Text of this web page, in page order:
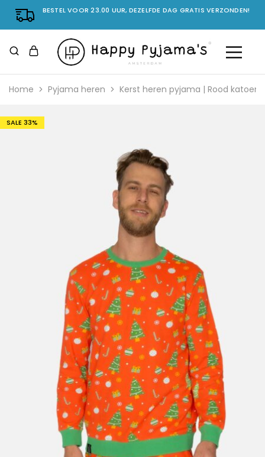
BESTEL VOOR 23.00 UUR, DEZELFDE DAG GRATIS VERZONDEN!
Home Pyjama heren Kerst heren pyjama | Rood katoen
SALE 33%